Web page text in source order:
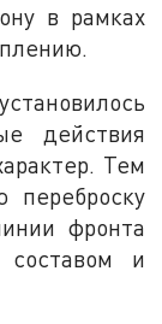
в рамках
действия
Тем
фронта
и